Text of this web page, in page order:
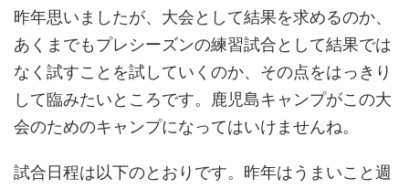
昨年思いましたが、大会として結果を求めるのか、
あくまでもプレシーズンの練習試合として結果では
なく試すことを試していくのか、その点をはっきり
して臨みたいところです。鹿児島キャンプがこの大
会のためのキャンプになってはいけませんね。
試合日程は以下のとおりです。昨年はうまいこと週